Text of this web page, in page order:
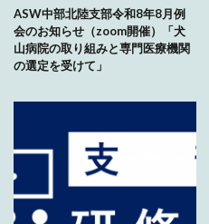
ASW中部北陸支部令和8年8月例
会のお知らせ（zoom開催）「犬
山病院の取り組みと専門医療機関
の選定を受けて」